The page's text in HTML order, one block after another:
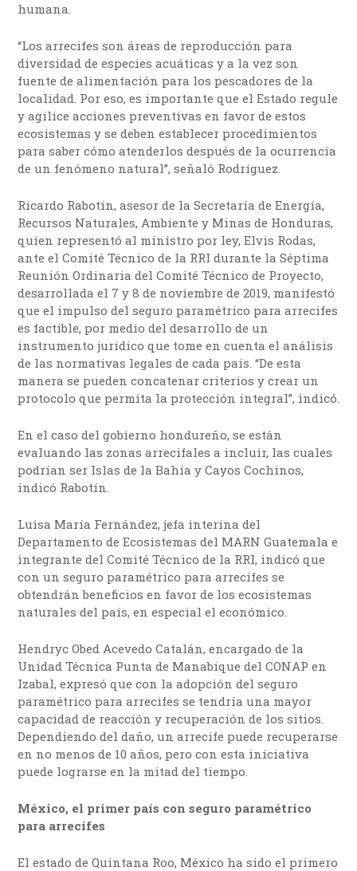
humana.
“Los arrecifes son áreas de reproducción para
diversidad de especies acuáticas y a la vez son
fuente de alimentación para los pescadores de la
localidad. Por eso, es importante que el Estado regule
y agilice acciones preventivas en favor de estos
ecosistemas y se deben establecer procedimientos
para saber cómo atenderlos después de la ocurrencia
de un fenómeno natural”, señaló Rodríguez.
Ricardo Rabotín, asesor de la Secretaría de Energía,
Recursos Naturales, Ambiente y Minas de Honduras,
quien representó al ministro por ley, Elvis Rodas,
ante el Comité Técnico de la RRI durante la Séptima
Reunión Ordinaria del Comité Técnico de Proyecto,
desarrollada el 7 y 8 de noviembre de 2019, manifestó
que el impulso del seguro paramétrico para arrecifes
es factible, por medio del desarrollo de un
instrumento jurídico que tome en cuenta el análisis
de las normativas legales de cada país. “De esta
manera se pueden concatenar criterios y crear un
protocolo que permita la protección integral”, indicó.
En el caso del gobierno hondureño, se están
evaluando las zonas arrecifales a incluir, las cuales
podrían ser Islas de la Bahía y Cayos Cochinos,
indicó Rabotín.
Luisa María Fernández, jefa interina del
Departamento de Ecosistemas del MARN Guatemala e
integrante del Comité Técnico de la RRI, indicó que
con un seguro paramétrico para arrecifes se
obtendrán beneficios en favor de los ecosistemas
naturales del país, en especial el económico.
Hendryc Obed Acevedo Catalán, encargado de la
Unidad Técnica Punta de Manabique del CONAP en
Izabal, expresó que con la adopción del seguro
paramétrico para arrecifes se tendría una mayor
capacidad de reacción y recuperación de los sitios.
Dependiendo del daño, un arrecife puede recuperarse
en no menos de 10 años, pero con esta iniciativa
puede lograrse en la mitad del tiempo.
México, el primer país con seguro paramétrico
para arrecifes
El estado de Quintana Roo, México ha sido el primero